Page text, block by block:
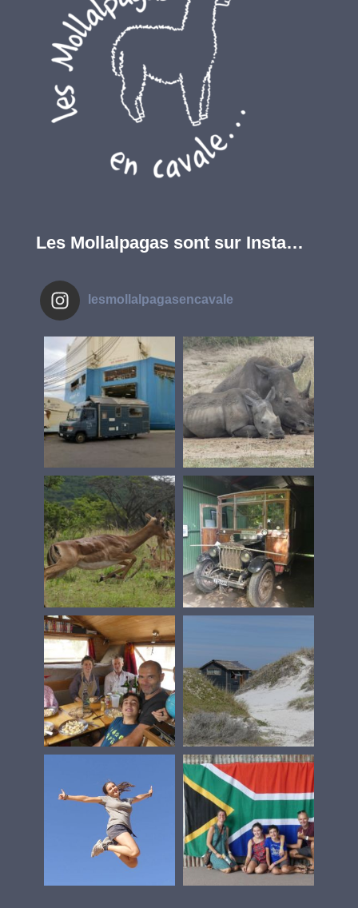
Les Mollalpagas sont sur Insta…
lesmollalpagasencavale